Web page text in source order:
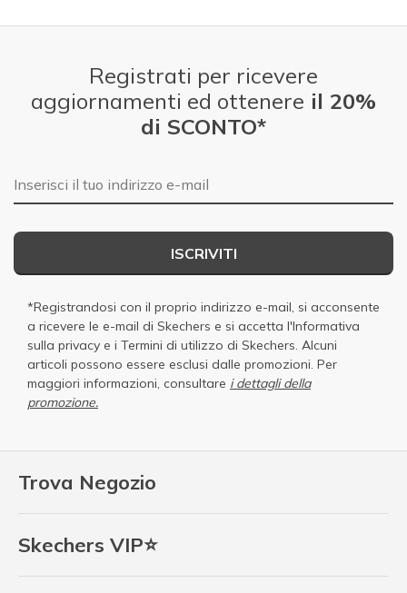
Trova Negozio
Skechers VIP⭐
Registrati per ricevere
aggiornamenti ed ottenere il 20%
di SCONTO*
E-mail
ISCRIVITI
*Registrandosi con il proprio indirizzo e-mail, si acconsente
a ricevere le e-mail di Skechers e si accetta l'Informativa
sulla privacy e i Termini di utilizzo di Skechers. Alcuni
articoli possono essere esclusi dalle promozioni. Per
maggiori informazioni, consultare i dettagli della
promozione.